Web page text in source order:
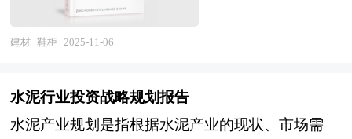
版，并根据详细要求合理报价，为企业项目立项、
上马、融资提供全程指引服务。 本计划书主要有
式、关注产业发展、侧重社会影响； 吸引外商投
资——国际规范格式、遵从外资政策、确保外商利
居用品品质要求的提高和技术的进步，不锈钢鞋柜
的设计更加注重美观性、实用性和人性化。未来，
随着数字设计技术的应用，不锈钢鞋柜将能够实现
求。 本研究咨询报告由中研普华咨询公司领衔撰
建材 鞋柜 2025-11-06
水泥行业投资战略规划报告
水泥产业规划是指根据水泥产业的现状、市场需